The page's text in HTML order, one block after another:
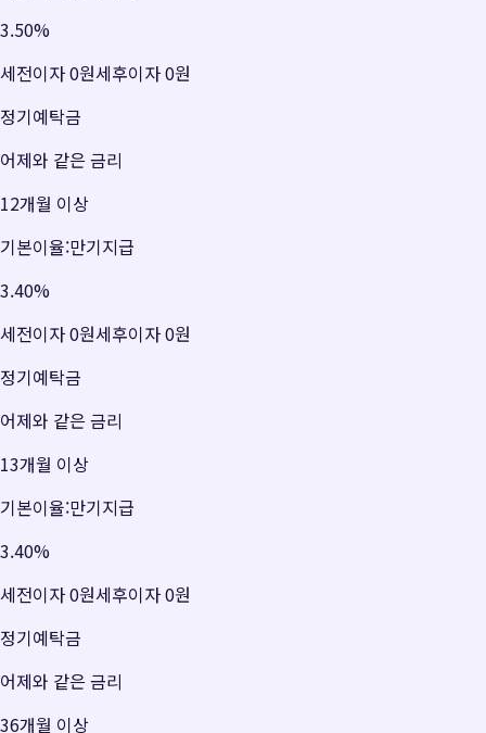
3.50%
세전이자0원세후이자0원
정기예탁금
어제와 같은 금리
12개월 이상
기본이율:만기지급
3.40%
세전이자0원세후이자0원
정기예탁금
어제와 같은 금리
13개월 이상
기본이율:만기지급
3.40%
세전이자0원세후이자0원
정기예탁금
어제와 같은 금리
36개월 이상